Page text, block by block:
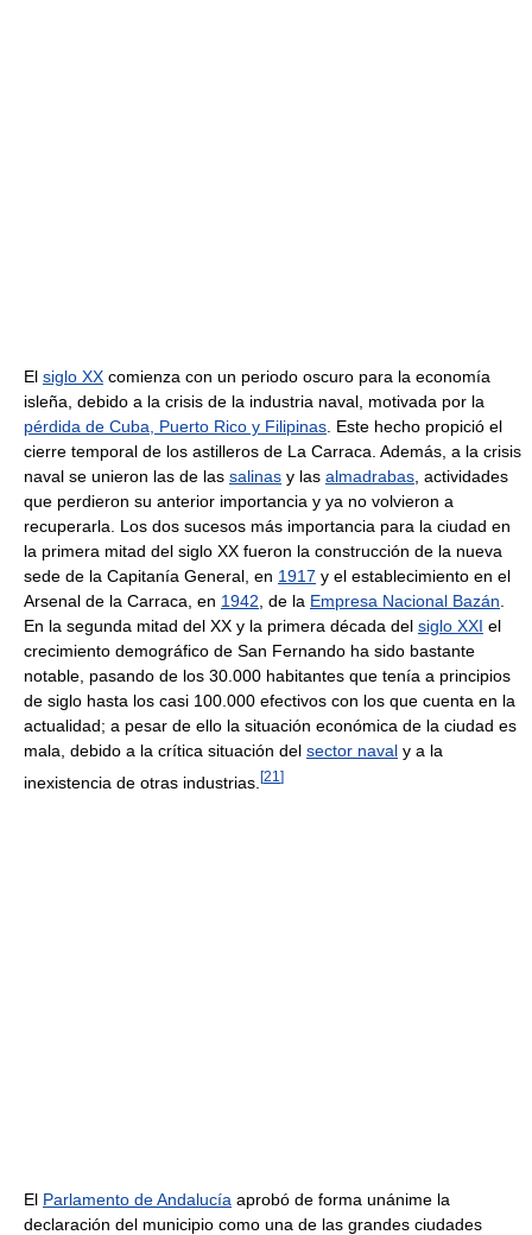
El siglo XX comienza con un periodo oscuro para la economía
isleña, debido a la crisis de la industria naval, motivada por la
pérdida de Cuba, Puerto Rico y Filipinas . Este hecho propició el
cierre temporal de los astilleros de La Carraca. Además, a la crisis
naval se unieron las de las salinas y las almadrabas , actividades
que perdieron su anterior importancia y ya no volvieron a
recuperarla. Los dos sucesos más importancia para la ciudad en
la primera mitad del siglo XX fueron la construcción de la nueva
sede de la Capitanía General, en 1917 y el establecimiento en el
Arsenal de la Carraca, en 1942 , de la Empresa Nacional Bazán
En la segunda mitad del XX y la primera década del siglo XXI el
crecimiento demográfico de San Fernando ha sido bastante
notable, pasando de los 30.000 habitantes que tenía a principios
de siglo hasta los casi 100.000 efectivos con los que cuenta en la
actualidad; a pesar de ello la situación económica de la ciudad es
mala, debido a la crítica situación del sector naval y a la
inexistencia de otras industrias. [21 ]
El Parlamento de Andalucía aprobó de forma unánime la
declaración del municipio como una de las grandes ciudades